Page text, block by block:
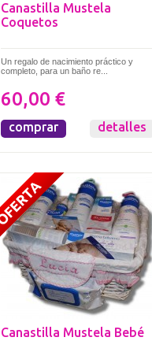
Canastilla Mustela
Coquetos
Un regalo de nacimiento práctico y
completo, para un baño re...
60,00 €
comprar detalles
Canastilla Mustela Bebé